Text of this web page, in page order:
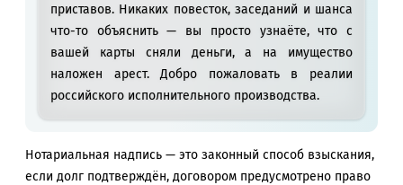
приставов. Никаких повесток, заседаний и шанса
что-то объяснить — вы просто узнаёте, что с
вашей карты сняли деньги, а на имущество
наложен арест. Добро пожаловать в реалии
российского исполнительного производства.
Нотариальная надпись — это законный способ взыскания,
если долг подтверждён, договором предусмотрено право